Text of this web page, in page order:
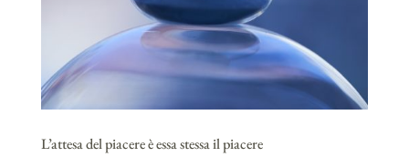
L’attesa del piacere è essa stessa il piacere